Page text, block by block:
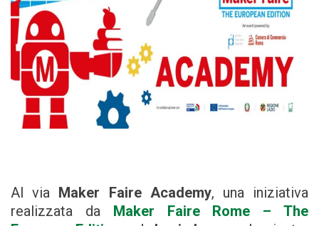
Al via Maker Faire Academy, una iniziativa
realizzata da Maker Faire Rome – The